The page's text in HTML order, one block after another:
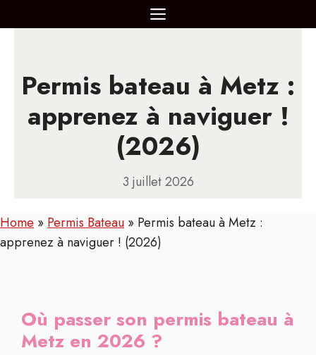
au
MENU
Permis bateau à Metz :
apprenez à naviguer !
(2026)
3 juillet 2026
Home » Permis Bateau » Permis bateau à Metz :
apprenez à naviguer ! (2026)
Où passer son permis bateau à
Metz en 2026 ?